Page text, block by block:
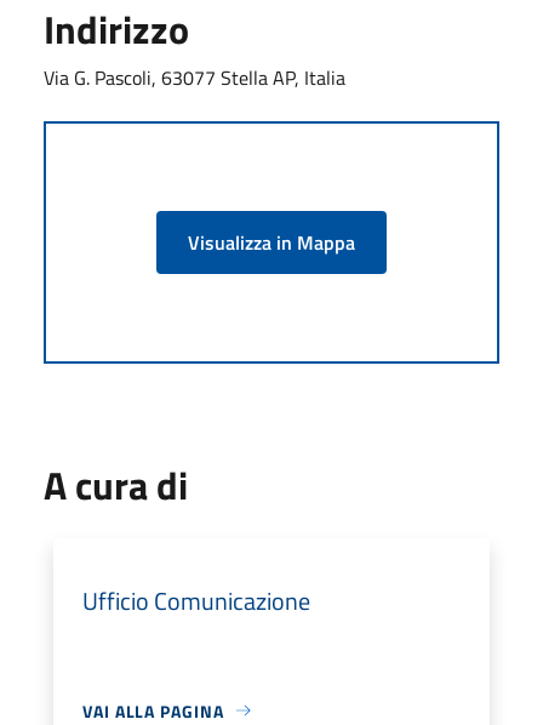
Indirizzo
Via G. Pascoli, 63077 Stella AP, Italia
Visualizza in Mappa
A cura di
Ufficio Comunicazione
VAI ALLA PAGINA